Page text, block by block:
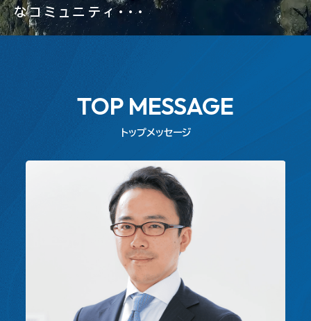
なコミュニティ・・・
TOP MESSAGE
トップメッセージ